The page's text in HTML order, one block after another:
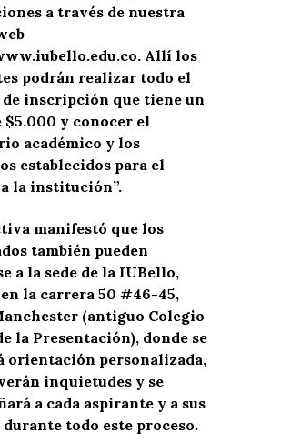
a través de nuestra
Allí los
podrán realizar todo el
de inscripción que tiene un
$5.000 y conocer el
académico y los
establecidos para el
la institución”.
manifestó que los
también pueden
a la sede de la IUBello,
la carrera 50 #46-45,
(antiguo Colegio
la Presentación), donde se
orientación personalizada,
inquietudes y se
a cada aspirante y a sus
todo este proceso.